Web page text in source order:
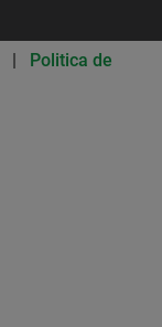
| Politica de